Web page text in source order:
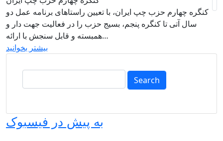
کنگره چهارم حزب چپ ایران، با تعیین راستاهای برنامه عمل دو
سال آتی تا کنگره پنجم، بسیج حزب را در فعالیت جهت دار و
همبسته و قابل سنجش با ارائه…
بیشتر بخوانید
به پیش در فیسبوک